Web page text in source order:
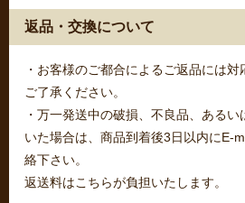
返品・交換について
・お客様のご都合によるご返品には
ご了承ください。
・万一発送中の破損、不良品、ある
いた場合は、商品到着後3日以内にE-
絡下さい。
返送料はこちらが負担いたします。